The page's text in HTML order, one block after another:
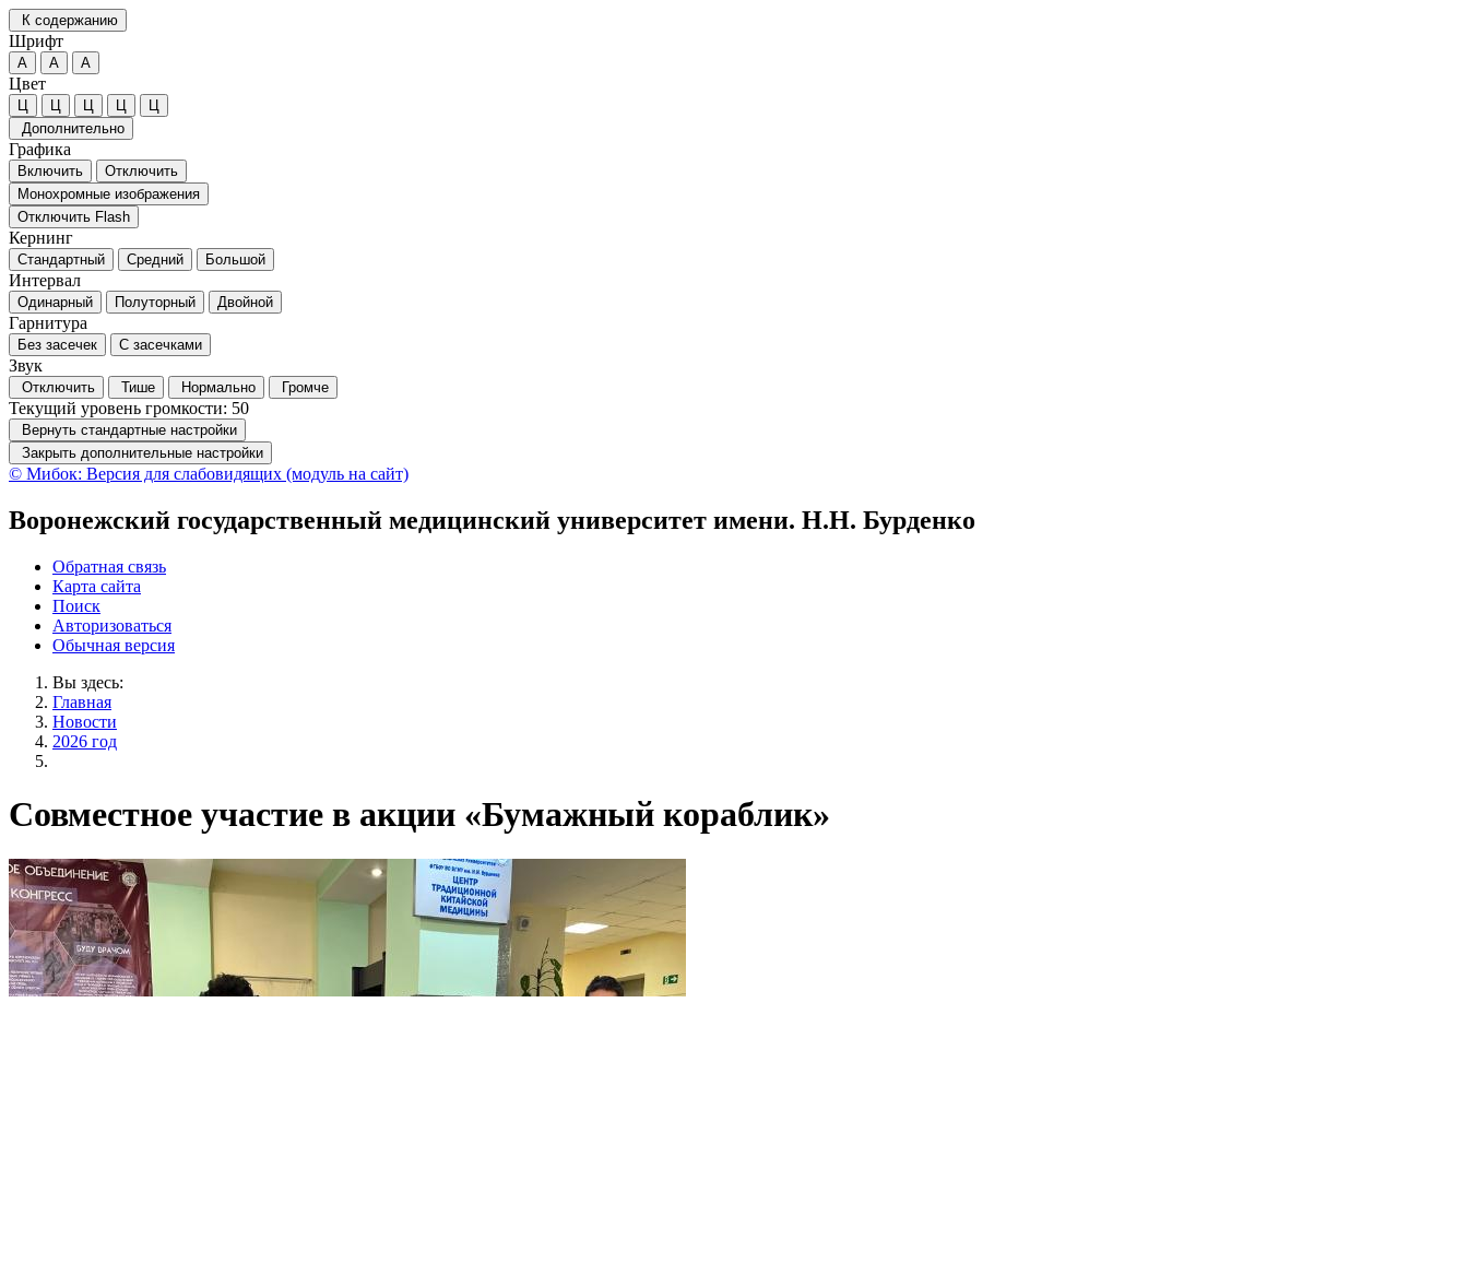
К содержанию
Шрифт
А А А
Цвет
Ц Ц Ц Ц
Ц
Дополнительно
Графика
Включить
Отключить
Монохромные изображения
Отключить Flash
Кернинг
Стандартный Средний Большой
Интервал
Одинарный Полуторный Двойной
Гарнитура
Без засечек С засечками
Звук
Отключить Тише Нормально Громче
Текущий уровень громкости: 50
Вернуть стандартные настройки
Закрыть дополнительные настройки
© Мибок: Версия для слабовидящих (модуль на сайт)
Воронежский государственный медицинский университет имени. Н.Н. Бурденко
Обратная связь
Карта сайта
Поиск
Авторизоваться
Обычная версия
Вы здесь:
Главная
Новости
2026 год
Совместное участие в акции «Бумажный кораблик»